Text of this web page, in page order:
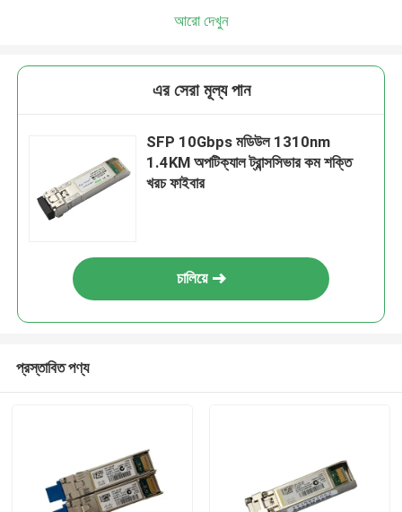
আরো দেখুন
এর সেরা মূল্য পান
SFP 10Gbps মডিউল 1310nm
1.4KM অপটিক্যাল ট্রান্সসিভার কম শক্তি
খরচ ফাইবার
চালিয়ে
প্রস্তাবিত পণ্য